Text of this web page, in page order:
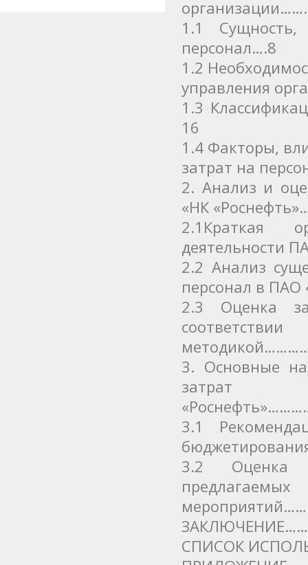
1.1
персонал….8
1.2
управления
1.3
16
1.4 Факторы,
затрат на
2. Анализ и
«НК
2.1Краткая
деятельности
2.2 Анализ
персонал в
2.3 Оценка
3. Основные
3.1
3.2 Оценка
предлагаемых
СПИСОК